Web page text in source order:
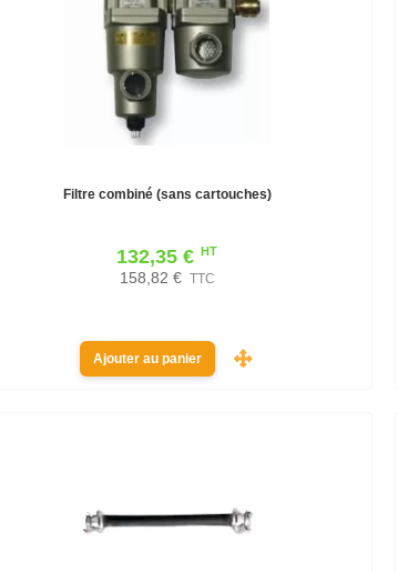
Filtre combiné (sans cartouches)
132,35 € HT
158,82 € TTC
Ajouter au panier